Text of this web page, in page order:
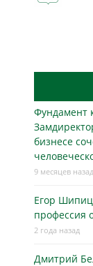
Фундамент
бизнесe
9 месяцев назад
Егор
профессия
2 года назад
Дмитрий